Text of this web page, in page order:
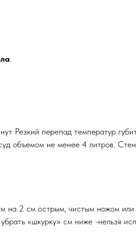
Резкий перепад температур
объемом не менее 4 литров.
на 2 см острым, чистым ножом или
«шкурку» см ниже -нельзя